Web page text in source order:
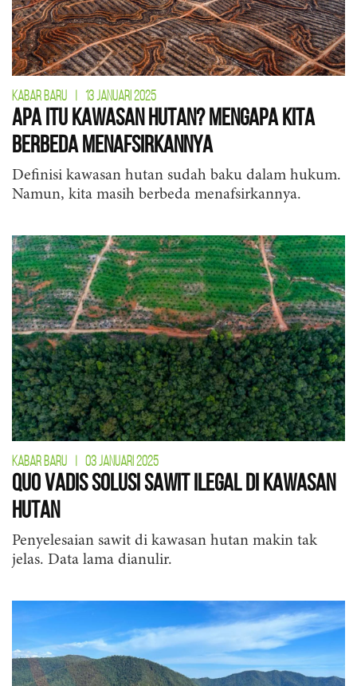
KABAR BARU 13 JANUARI 2025
Apa Itu Kawasan Hutan? Mengapa Kita
Berbeda Menafsirkannya
Definisi kawasan hutan sudah baku dalam hukum.
Namun, kita masih berbeda menafsirkannya.
KABAR BARU 03 JANUARI 2025
Quo Vadis Solusi Sawit Ilegal di Kawasan
Hutan
Penyelesaian sawit di kawasan hutan makin tak
jelas. Data lama dianulir.